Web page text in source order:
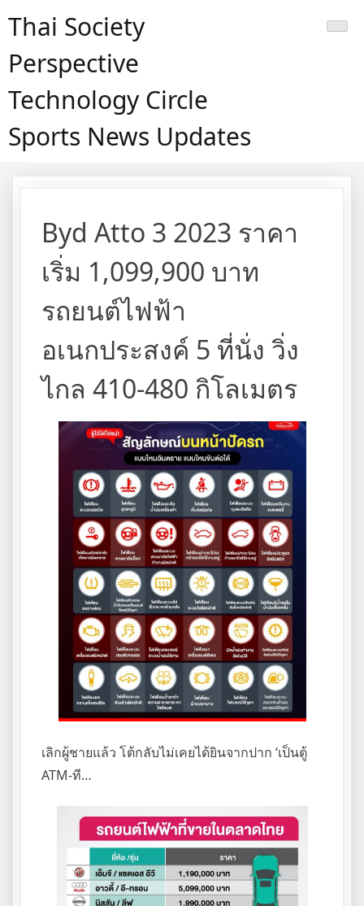
Thai Society
Perspective
Technology Circle
Sports News Updates
Byd Atto 3 2023 ราคา
เริ่ม 1,099,900 บาท
รถยนต์ไฟฟ้า
อเนกประสงค์ 5 ที่นั่ง วิ่ง
ไกล 410-480 กิโลเมตร
เลิกผู้ชายแล้ว โต้กลับไม่เคยได้ยินจากปาก ‘เป็นตู้
ATM-ที…